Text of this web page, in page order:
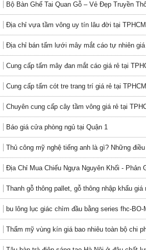
Bộ Bàn Ghế Tai Quan Gỗ – Vẻ Đẹp Truyền
Địa chỉ vựa tầm vông uy tín lâu đời tại TPHCM
Địa chỉ bán tấm lưới mây mắt cáo tự nhiên giá
Cung cấp tấm mây đan mắt cáo giá rẻ tại
Cung cấp tấm cót tre trang trí giá rẻ tại
Chuyên cung cấp cây tầm vông giá rẻ tại
Báo giá cửa phòng ngủ tại Quận 1
Thủ công mỹ nghệ tiếng anh là gì? Những
Địa Chỉ Mua Chiếu Ngựa Nguyên Khối - Phản
Thanh gỗ thông pallet, gỗ thông nhập khẩu giá
bu lông lục giác chìm đầu bằng series fhc-BO-
Thẩm mỹ vùng kín giá bao nhiêu toàn bộ chi